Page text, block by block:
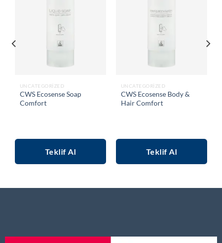
UNCATEGORIZED
CWS Ecosense Soap
Comfort
Teklif Al
UNCATEGORIZED
CWS Ecosense Body &
Hair Comfort
Teklif Al